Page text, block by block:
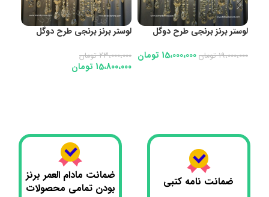
لوستر برنز برنجی طرح دوگل
و لاله درجه۱
19،000،000 تومان 15،000،000 تومان
لوستر برنز برنجی طرح دوگل
لاله درجه1
23،000،000 تومان
15،800،000 تومان
ضمانت نامه کتبی
ضمانت مادام العمر برنز
بودن تمامی محصولات